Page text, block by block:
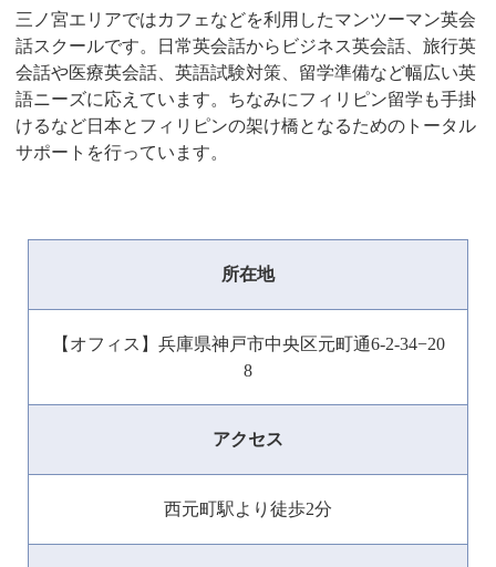
三ノ宮エリアではカフェなどを利用したマンツーマン英会
話スクールです。日常英会話からビジネス英会話、旅行英
会話や医療英会話、英語試験対策、留学準備など幅広い英
語ニーズに応えています。ちなみにフィリピン留学も手掛
けるなど日本とフィリピンの架け橋となるためのトータル
サポートを行っています。
所在地
【オフィス】兵庫県神戸市中央区元町通6-2-34−20
8
アクセス
西元町駅より徒歩2分